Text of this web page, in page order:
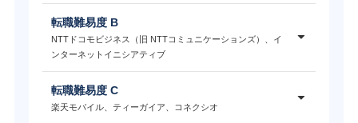
転職難易度 B
NTTドコモビジネス（旧 NTTコミュニケーションズ）、イ
ンターネットイニシアティブ
転職難易度 C
楽天モバイル、ティーガイア、コネクシオ